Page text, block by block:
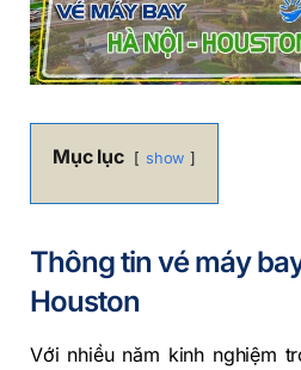
Mục lục show
Thông tin vé máy
Houston
Với nhiều năm kinh nghiệm